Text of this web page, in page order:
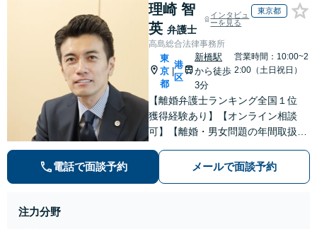
理崎 智
英 弁護士
インタビュ
ーを見る
東京都
高島総合法律事務所
東
京
都
港
区
新橋駅
から徒歩
3分
営業時間：10:00~2
2:00（土日祝日）
【離婚弁護士ランキング全国１位
獲得経験あり】【オンライン相談
可】【離婚・男女問題の年間取扱件
き寝入りしたくないという方は是非
ご相談ください。
電話で面談予約 メールで面談予約
注力分野